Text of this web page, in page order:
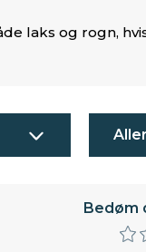
laks og rogn,
Bedøm